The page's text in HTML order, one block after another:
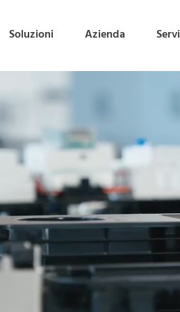
Soluzioni Azienda